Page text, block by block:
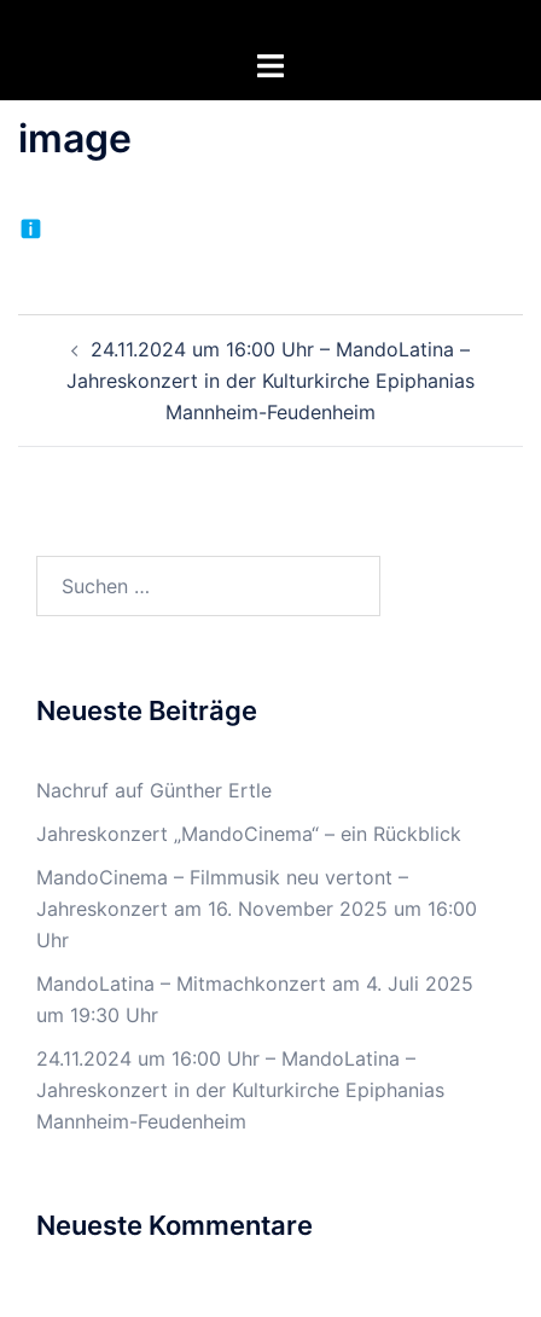
Menü
image
24.11.2024 um 16:00 Uhr – MandoLatina –
Jahreskonzert in der Kulturkirche Epiphanias
Mannheim-Feudenheim
Neueste Beiträge
Nachruf auf Günther Ertle
Jahreskonzert „MandoCinema“ – ein Rückblick
MandoCinema – Filmmusik neu vertont –
Jahreskonzert am 16. November 2025 um 16:00
Uhr
MandoLatina – Mitmachkonzert am 4. Juli 2025
um 19:30 Uhr
24.11.2024 um 16:00 Uhr – MandoLatina –
Jahreskonzert in der Kulturkirche Epiphanias
Mannheim-Feudenheim
Neueste Kommentare